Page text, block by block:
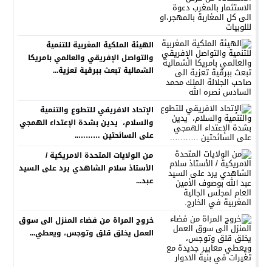
الهيئة الملكية المغربية للتنمية
والتواصل الإفريقي والعالمي بامريكا
الشمالية تبعث ببرقية تعزية...
الإتحاد الافريقي للتطوع والتنمية
والسلام، يدين بشدة الإعتداء الهمجي
على السائحتين ………..
من الولايات المتحدة الامريكية /
الأستاذ سلام الشاهدي يرد على السيد
عبد...
خروج المراة من فضاء المنزل الى سوق
العمل يخلق قلق وتوجس، ويعطي...